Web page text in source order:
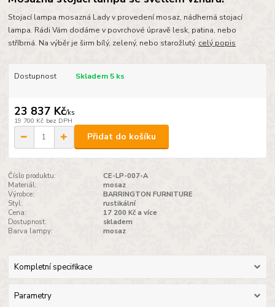
Stojací lampa mosazná Lady v provedení mosaz, nádherná stojací
lampa. Rádi Vám dodáme v povrchové úpravě lesk, patina, nebo
stříbrná. Na výběr je širm bílý, zelený, nebo starožlutý. celý popis
Dostupnost Skladem 5 ks
23 837 Kč/ks
19 700 Kč bez DPH
Přidat do košíku
Číslo produktu:
CE-LP-007-A
Materiál:
mosaz
Výrobce:
BARRINGTON FURNITURE
Styl:
rustikální
Cena:
17 200 Kč a více
Dostupnost:
skladem
Barva lampy:
mosaz
Kompletní specifikace
Parametry